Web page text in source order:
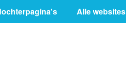
Alle websites